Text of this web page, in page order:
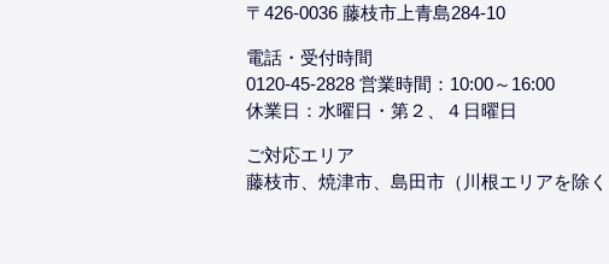
〒426-0036 藤枝市上青島284-10
電話・受付時間
0120-45-2828 営業時間：10:00～16:00
休業日：水曜日・第２、４日曜日
ご対応エリア
藤枝市、焼津市、島田市（川根エリアを除